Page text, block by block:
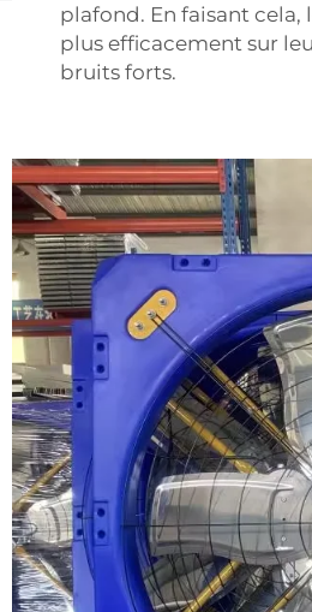
plafond. En faisant cela,
plus efficacement sur
bruits forts.